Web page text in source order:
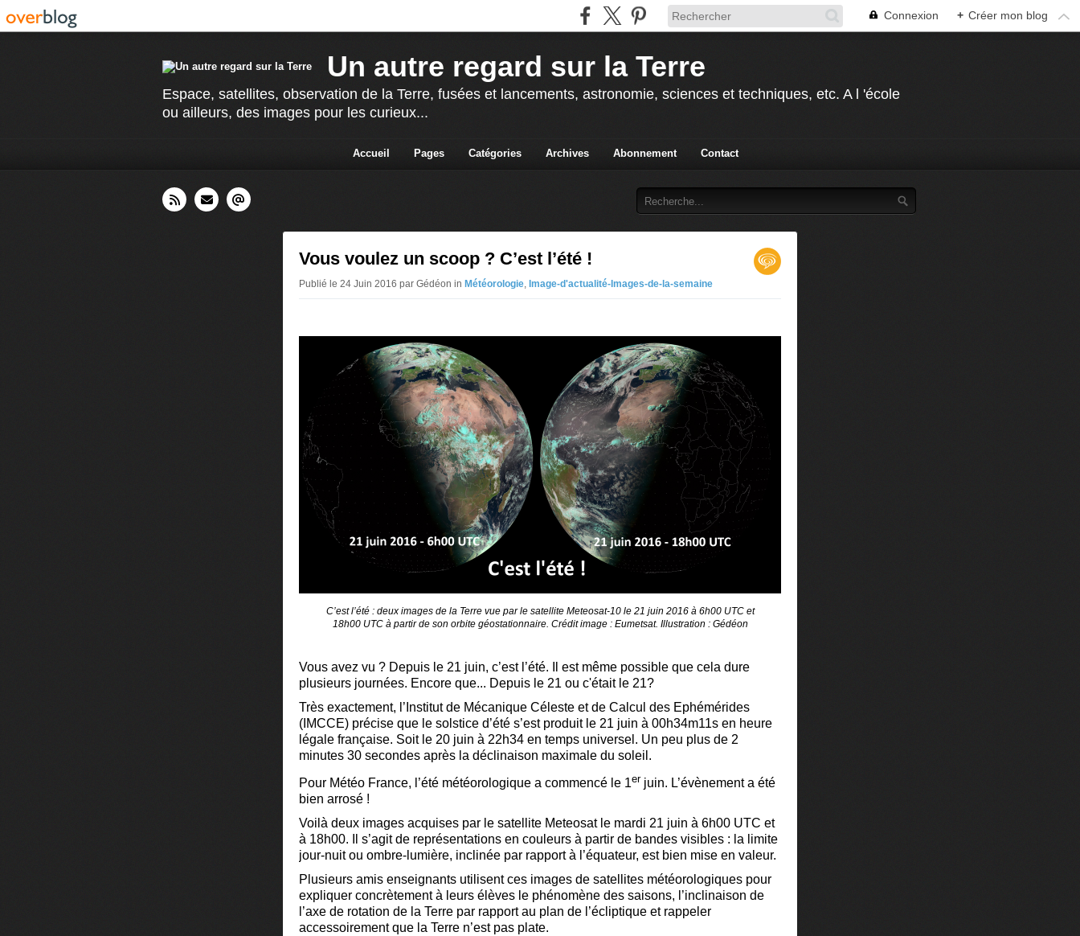
Connexion + Créer mon blog
Un autre regard sur la Terre
Espace, satellites, observation de la Terre, fusées et lancements, astronomie, sciences et techniques, etc. A l 'école
ou ailleurs, des images pour les curieux...
Accueil Pages Catégories Archives Abonnement Contact
Vous voulez un scoop ? C’est l’été !
Publié le 24 Juin 2016 par Gédéon in Météorologie, Image-d'actualité-Images-de-la-semaine
C’est l’été : deux images de la Terre vue par le satellite Meteosat-10 le 21 juin 2016 à 6h00 UTC et
18h00 UTC à partir de son orbite géostationnaire. Crédit image : Eumetsat. Illustration : Gédéon
Vous avez vu ? Depuis le 21 juin, c’est l’été. Il est même possible que cela dure
plusieurs journées. Encore que... Depuis le 21 ou c'était le 21?
Très exactement, l’Institut de Mécanique Céleste et de Calcul des Ephémérides
(IMCCE) précise que le solstice d’été s’est produit le 21 juin à 00h34m11s en heure
légale française. Soit le 20 juin à 22h34 en temps universel. Un peu plus de 2
minutes 30 secondes après la déclinaison maximale du soleil.
Pour Météo France, l’été météorologique a commencé le 1er juin. L’évènement a été
bien arrosé !
Voilà deux images acquises par le satellite Meteosat le mardi 21 juin à 6h00 UTC et
à 18h00. Il s’agit de représentations en couleurs à partir de bandes visibles : la limite
jour-nuit ou ombre-lumière, inclinée par rapport à l’équateur, est bien mise en valeur.
Plusieurs amis enseignants utilisent ces images de satellites météorologiques pour
expliquer concrètement à leurs élèves le phénomène des saisons, l’inclinaison de
l’axe de rotation de la Terre par rapport au plan de l’écliptique et rappeler
accessoirement que la Terre n’est pas plate.